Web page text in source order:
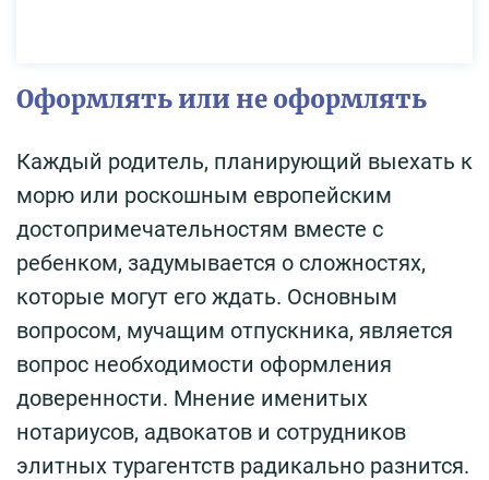
Оформлять или не оформлять
Каждый родитель, планирующий выехать к
морю или роскошным европейским
достопримечательностям вместе с
ребенком, задумывается о сложностях,
которые могут его ждать. Основным
вопросом, мучащим отпускника, является
вопрос необходимости оформления
доверенности. Мнение именитых
нотариусов, адвокатов и сотрудников
элитных турагентств радикально разнится.